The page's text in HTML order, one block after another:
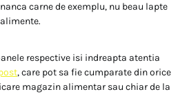
carne de exemplu, nu beau lapte
respective isi indreapta atentia
, care pot sa fie cumparate din orice
magazin alimentar sau chiar de la